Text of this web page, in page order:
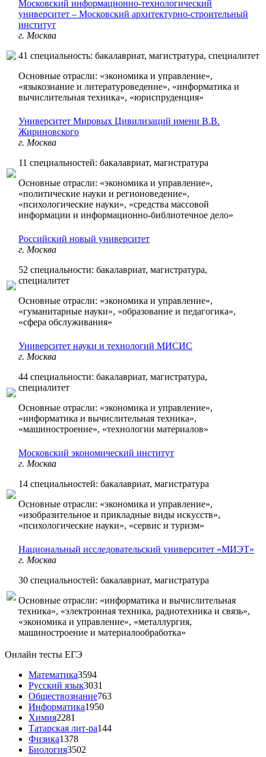
Московский информационно-технологический
университет – Московский архитектурно-строительный
институт
г. Москва
41 специальность: бакалавриат, магистратура, специалитет
Основные отрасли: «экономика и управление»,
«языкознание и литературоведение», «информатика и
вычислительная техника», «юриспруденция»
Университет Мировых Цивилизаций имени В.В.
Жириновского
г. Москва
11 специальностей: бакалавриат, магистратура
Основные отрасли: «экономика и управление»,
«политические науки и регионоведение»,
«психологические науки», «средства массовой
информации и информационно-библиотечное дело»
Российский новый университет
г. Москва
52 специальности: бакалавриат, магистратура,
специалитет
Основные отрасли: «экономика и управление»,
«гуманитарные науки», «образование и педагогика»,
«сфера обслуживания»
Университет науки и технологий МИСИС
г. Москва
44 специальности: бакалавриат, магистратура,
специалитет
Основные отрасли: «экономика и управление»,
«информатика и вычислительная техника»,
«машиностроение», «технологии материалов»
Московский экономический институт
г. Москва
14 специальностей: бакалавриат, магистратура
Основные отрасли: «экономика и управление»,
«изобразительное и прикладные виды искусств»,
«психологические науки», «сервис и туризм»
Национальный исследовательский университет «МИЭТ»
г. Москва
30 специальностей: бакалавриат, магистратура
Основные отрасли: «информатика и вычислительная
техника», «электронная техника, радиотехника и связь»,
«экономика и управление», «металлургия,
машиностроение и материалообработка»
Онлайн тесты ЕГЭ
Математика3594
Русский язык3031
Обществознание763
Информатика1950
Химия2281
Татарская лит-ра144
Физика1378
Биология3502